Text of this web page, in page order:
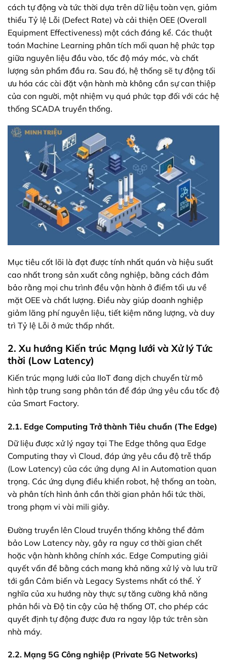
cách tự động và tức thời dựa trên dữ liệu toàn vẹn, giảm
thiểu Tỷ lệ Lỗi (Defect Rate) và cải thiện OEE (Overall
Equipment Effectiveness) một cách đáng kể. Các thuật
toán Machine Learning phân tích mối quan hệ phức tạp
giữa nguyên liệu đầu vào, tốc độ máy móc, và chất
lượng sản phẩm đầu ra. Sau đó, hệ thống sẽ tự động tối
ưu hóa các cài đặt vận hành mà không cần sự can thiệp
của con người, một nhiệm vụ quá phức tạp đối với các hệ
thống SCADA truyền thống.
Mục tiêu cốt lõi là đạt được tính nhất quán và hiệu suất
cao nhất trong sản xuất công nghiệp, bằng cách đảm
bảo rằng mọi chu trình đều vận hành ở điểm tối ưu về
mặt OEE và chất lượng. Điều này giúp doanh nghiệp
giảm lãng phí nguyên liệu, tiết kiệm năng lượng, và duy
trì Tỷ lệ Lỗi ở mức thấp nhất.
2. Xu hướng Kiến trúc Mạng lưới và Xử lý Tức
thời (Low Latency)
Kiến trúc mạng lưới của IIoT đang dịch chuyển từ mô
hình tập trung sang phân tán để đáp ứng yêu cầu tốc độ
của Smart Factory.
2.1. Edge Computing Trở thành Tiêu chuẩn (The Edge)
Dữ liệu được xử lý ngay tại The Edge thông qua Edge
Computing thay vì Cloud, đáp ứng yêu cầu độ trễ thấp
(Low Latency) của các ứng dụng AI in Automation quan
trọng. Các ứng dụng điều khiển robot, hệ thống an toàn,
và phân tích hình ảnh cần thời gian phản hồi tức thời,
trong phạm vi vài mili giây.
Đường truyền lên Cloud truyền thống không thể đảm
bảo Low Latency này, gây ra nguy cơ thời gian chết
hoặc vận hành không chính xác. Edge Computing giải
quyết vấn đề bằng cách mang khả năng xử lý và lưu trữ
tới gần Cảm biến và Legacy Systems nhất có thể. Ý
nghĩa của xu hướng này thực sự tăng cường khả năng
phản hồi và Độ tin cậy của hệ thống OT, cho phép các
quyết định tự động được đưa ra ngay lập tức trên sàn
nhà máy.
2.2. Mạng 5G Công nghiệp (Private 5G Networks)